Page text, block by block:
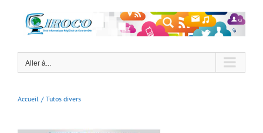
contenu
Aller à...
Accueil Tutos divers